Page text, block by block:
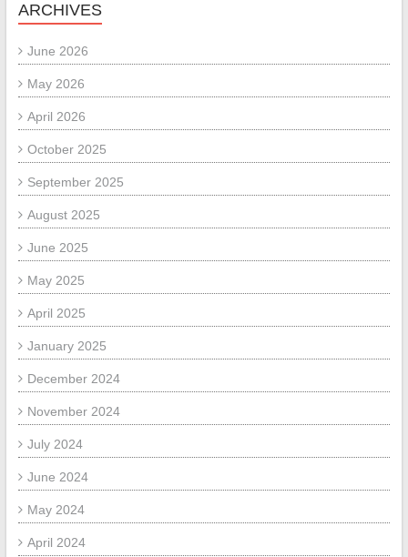
ARCHIVES
June 2026
May 2026
April 2026
October 2025
September 2025
August 2025
June 2025
May 2025
April 2025
January 2025
December 2024
November 2024
July 2024
June 2024
May 2024
April 2024